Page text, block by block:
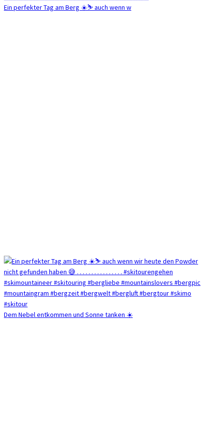
Ein perfekter Tag am Berg ☀️⛷️ auch wenn w
Dem Nebel entkommen und Sonne tanken ☀️